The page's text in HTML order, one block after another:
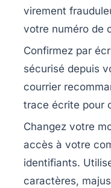
virement
votre numéro de
Confirmez par
sécurisé depuis
courrier
trace écrite pour
Changez votre
accès à votre
identifiants.
caractères,